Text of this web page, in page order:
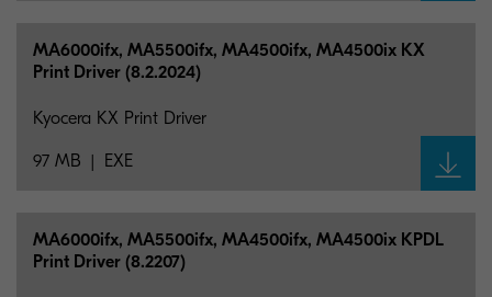
MA6000ifx, MA5500ifx, MA4500ifx, MA4500ix KX
Print Driver (8.2.2024)
97 MB EXE
Kyocera KX Print Driver
MA6000ifx, MA5500ifx, MA4500ifx, MA4500ix KPDL
Print Driver (8.2207)